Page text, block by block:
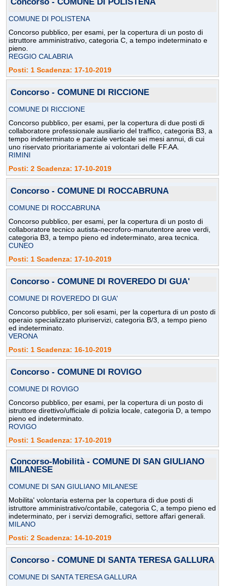
COMUNE DI POLISTENA
Concorso pubblico, per esami, per la copertura di un posto di
istruttore amministrativo, categoria C, a tempo indeterminato e
pieno.
REGGIO CALABRIA
Posti: 1 Scadenza: 17-10-2019
Concorso - COMUNE DI RICCIONE
COMUNE DI RICCIONE
Concorso pubblico, per esami, per la copertura di due posti di
collaboratore professionale ausiliario del traffico, categoria B3, a
tempo indeterminato e parziale verticale sei mesi annui, di cui
uno riservato prioritariamente ai volontari delle FF.AA.
RIMINI
Posti: 2 Scadenza: 17-10-2019
Concorso - COMUNE DI ROCCABRUNA
COMUNE DI ROCCABRUNA
Concorso pubblico, per esami, per la copertura di un posto di
collaboratore tecnico autista-necroforo-manutentore aree verdi,
categoria B3, a tempo pieno ed indeterminato, area tecnica.
CUNEO
Posti: 1 Scadenza: 17-10-2019
Concorso - COMUNE DI ROVEREDO DI GUA'
COMUNE DI ROVEREDO DI GUA'
Concorso pubblico, per soli esami, per la copertura di un posto di
operaio specializzato pluriservizi, categoria B/3, a tempo pieno
ed indeterminato.
VERONA
Posti: 1 Scadenza: 16-10-2019
Concorso - COMUNE DI ROVIGO
COMUNE DI ROVIGO
Concorso pubblico, per esami, per la copertura di un posto di
istruttore direttivo/ufficiale di polizia locale, categoria D, a tempo
pieno ed indeterminato.
ROVIGO
Posti: 1 Scadenza: 17-10-2019
Concorso-Mobilità - COMUNE DI SAN GIULIANO
MILANESE
COMUNE DI SAN GIULIANO MILANESE
Mobilita' volontaria esterna per la copertura di due posti di
istruttore amministrativo/contabile, categoria C, a tempo pieno ed
indeterminato, per i servizi demografici, settore affari generali.
MILANO
Posti: 2 Scadenza: 14-10-2019
Concorso - COMUNE DI SANTA TERESA GALLURA
COMUNE DI SANTA TERESA GALLURA